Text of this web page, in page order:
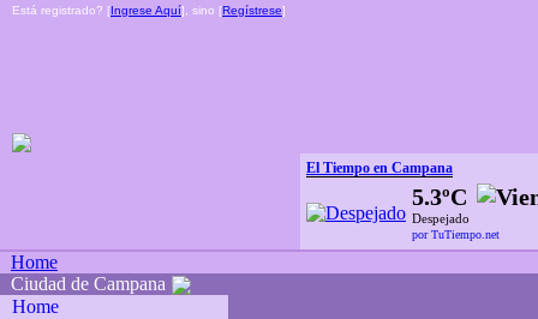
Está registrado? [Ingrese Aquí], sino [Regístrese]
El Tiempo en Campana
5.3ºC
Despejado
por TuTiempo.net
Home
Ciudad de Campana
Home